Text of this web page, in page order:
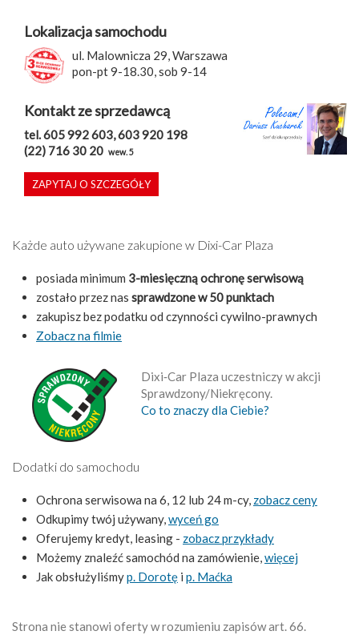
Lokalizacja samochodu
ul. Malownicza 29, Warszawa
pon-pt 9-18.30, sob 9-14
Kontakt ze sprzedawcą
tel. 605 992 603, 603 920 198
(22) 716 30 20 wew. 5
ZAPYTAJ O SZCZEGÓŁY
Każde auto używane zakupione w Dixi-Car Plaza
posiada minimum 3-miesięczną ochronę serwisową
zostało przez nas sprawdzone w 50 punktach
zakupisz bez podatku od czynności cywilno-prawnych
Zobacz na filmie
Dixi‑Car Plaza uczestniczy w akcji
Sprawdzony/Niekręcony.
Co to znaczy dla Ciebie?
Dodatki do samochodu
Ochrona serwisowa na 6, 12 lub 24 m-cy, zobacz ceny
Odkupimy twój używany,wyceń go
Oferujemy kredyt, leasing - zobacz przykłady
Możemy znaleźć samochód na zamówienie,więcej
Jak obsłużyliśmyp. Dorotę i p. Maćka
Strona nie stanowi oferty w rozumieniu zapisów art. 66.